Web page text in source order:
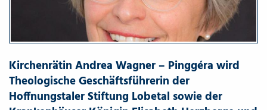
Kirchenrätin Andrea Wagner – Pinggéra wird
Theologische Geschäftsführerin der
Hoffnungstaler Stiftung Lobetal sowie der